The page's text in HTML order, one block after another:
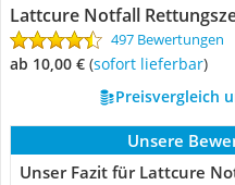
Lattcure Notfall
497 Bewertungen
ab 10,00 € ( Sofort lieferbar)
Preisvergleich
Unsere
Unser Fazit für Lattcure